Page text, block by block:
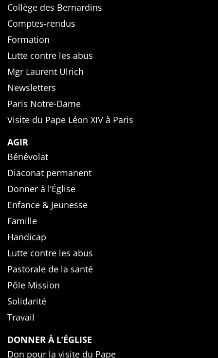
Collège des Bernardins
Comptes-rendus
Formation
Lutte contre les abus
Mgr Laurent Ulrich
Newsletters
Paris Notre-Dame
Visite du Pape Léon XIV à Paris
AGIR
Bénévolat
Diaconat permanent
Donner à l’Église
Enfance & Jeunesse
Famille
Handicap
Lutte contre les abus
Pastorale de la santé
Pôle Mission
Solidarité
Travail
DONNER À L’ÉGLISE
Don pour la visite du Pape